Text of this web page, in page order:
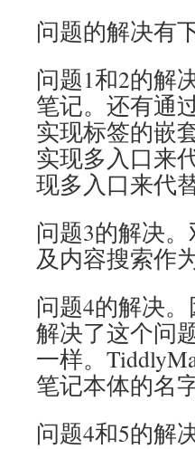
问题的解决有
问题1和2的解
笔记。还有通
实现标签的嵌
实现多入口来
现多入口来代
问题3的解决。
及内容搜索作
问题4的解决
解决了这个问
一样。
笔记本体的名
问题4和5的解